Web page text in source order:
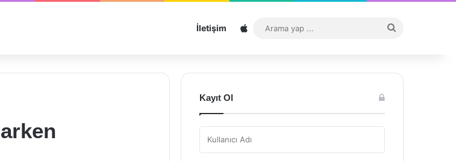
İletişim Sitemap
...
Kayıt Ol